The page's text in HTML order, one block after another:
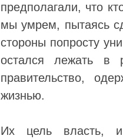
предполагали, что
мы умрем, пытаясь
стороны попросту
остался лежать в
правительство,
жизнью.
Их цель власть, и